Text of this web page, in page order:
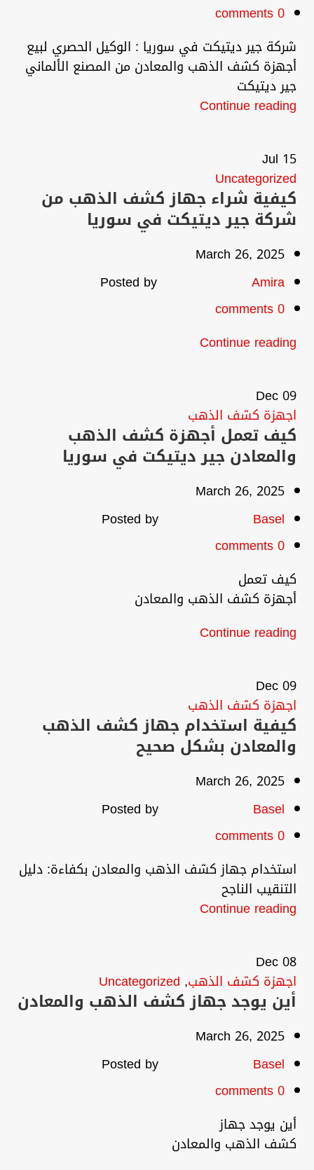
0
comments
شركة جير ديتيكت في سوريا : الوكيل الحصري لبيع
أجهزة كشف الذهب والمعادن من المصنع الألماني
جير ديتيكت
Continue reading
15
Jul
Uncategorized
كيفية شراء جهاز كشف الذهب من
شركة جير ديتيكت في سوريا
March 26, 2025
Posted by
Amira
0
comments
Continue reading
09
Dec
اجهزة كشف الذهب
كيف تعمل أجهزة كشف الذهب
والمعادن جير ديتيكت في سوريا
March 26, 2025
Posted by
Basel
0
comments
كيف تعمل
أجهزة كشف الذهب والمعادن
Continue reading
09
Dec
اجهزة كشف الذهب
كيفية استخدام جهاز كشف الذهب
والمعادن بشكل صحيح
March 26, 2025
Posted by
Basel
0
comments
استخدام جهاز كشف الذهب والمعادن بكفاءة: دليل
التنقيب الناجح
Continue reading
08
Dec
اجهزة كشف الذهب,
Uncategorized
أين يوجد جهاز كشف الذهب والمعادن
March 26, 2025
Posted by
Basel
0
comments
أين يوجد جهاز
كشف الذهب والمعادن